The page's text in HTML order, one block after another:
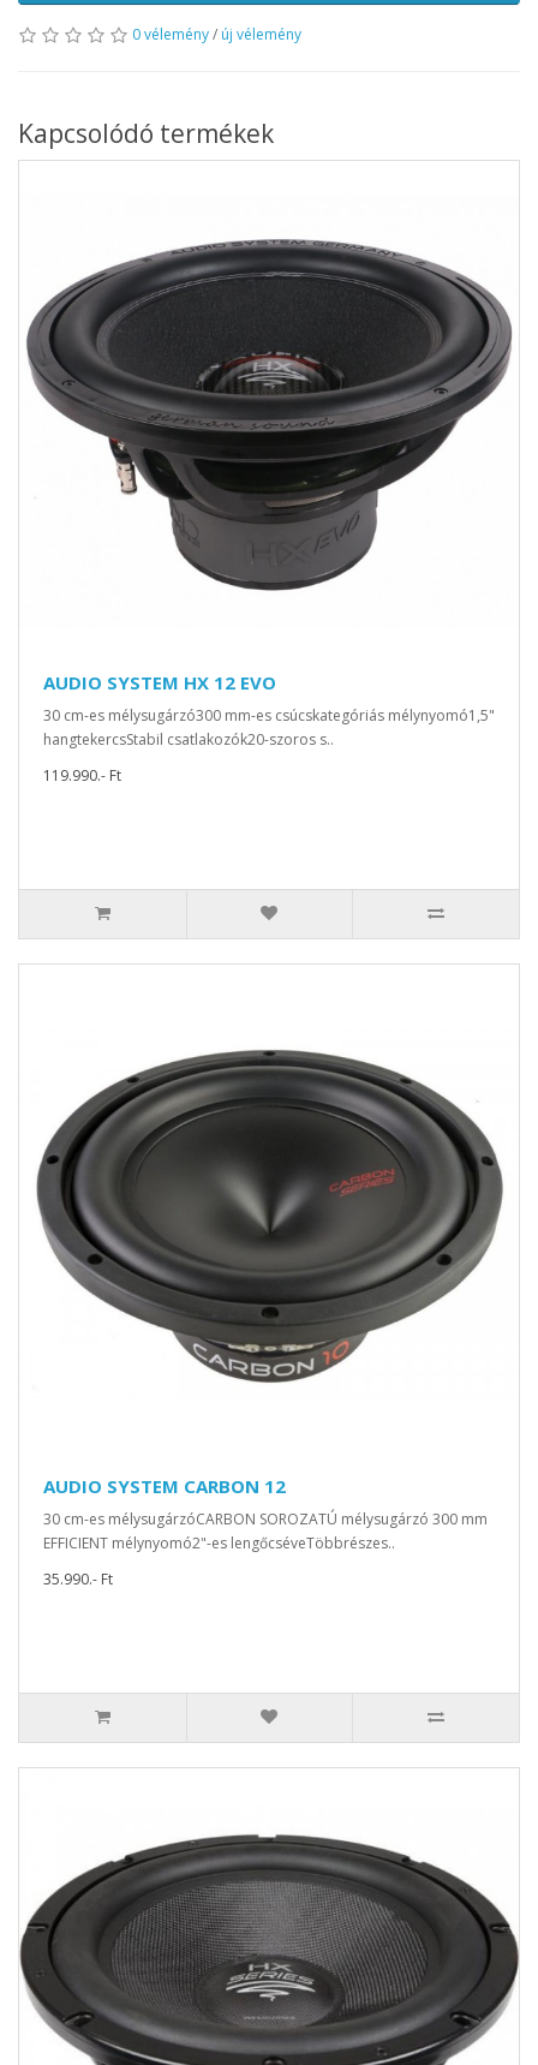
0 vélemény/ új vélemény
Kapcsolódó termékek
AUDIO SYSTEM HX 12 EVO
30 cm-es mélysugárzó300 mm-es csúcskategóriás mélynyomó1,5"
hangtekercsStabil csatlakozók20-szoros s..
119.990.- Ft
AUDIO SYSTEM CARBON 12
30 cm-es mélysugárzóCARBON SOROZATÚ mélysugárzó 300 mm
EFFICIENT mélynyomó2"-es lengőcséveTöbbrészes..
35.990.- Ft